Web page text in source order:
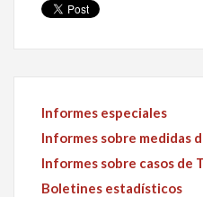
Informes especiales
Informes sobre medidas
Informes sobre casos de
Boletines estadísticos